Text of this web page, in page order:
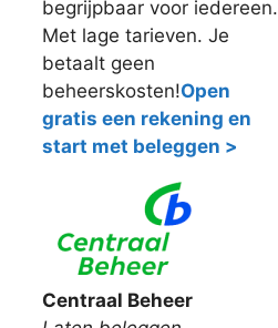
begrijpbaar voor iedereen.
Met lage tarieven. Je
betaalt geen
beheerskosten!Open
gratis een rekening en
start met beleggen >
Centraal Beheer